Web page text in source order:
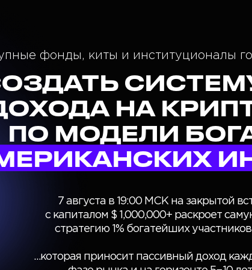
НА
ПО МОДЕЛИ
фонды, киты и институционалы
7 августа в 19:00 МСК на закрытой
с капиталом $ 1,000,000+ раскроет
стратегию 1% богатейших
…которая приносит пассивный доход